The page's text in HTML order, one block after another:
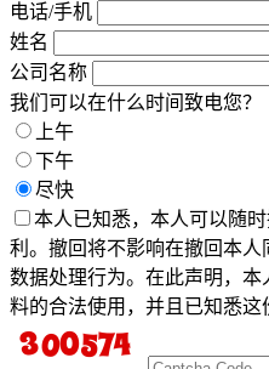
电话/手机
姓名
公司名称
我们可以在什么时间致电您？
上午
下午
尽快
本人已知悉，本人可以随
利。撤回将不影响在撤回本
数据处理行为。在此声明，
料的合法使用，并且已知悉这